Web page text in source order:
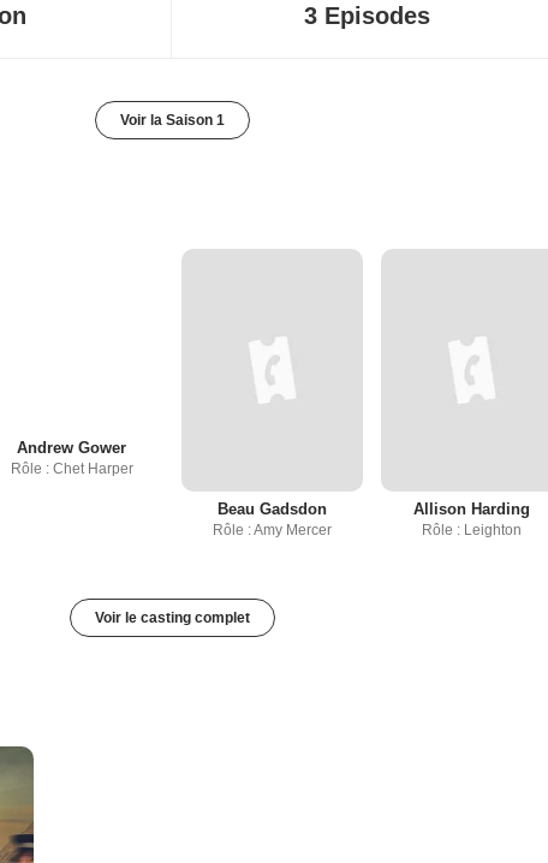
3 Episodes
Voir la Saison 1
Andrew Gower
Rôle : Chet Harper
Beau Gadsdon
Rôle : Amy Mercer
Allison Harding
Rôle : Leighton
Voir le casting complet